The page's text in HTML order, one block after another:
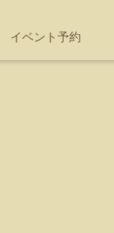
イベント予約